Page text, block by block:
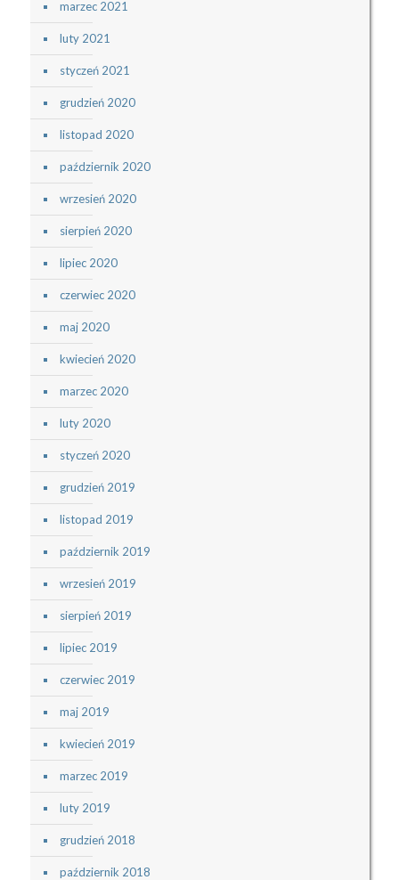
marzec 2021
luty 2021
styczeń 2021
grudzień 2020
listopad 2020
październik 2020
wrzesień 2020
sierpień 2020
lipiec 2020
czerwiec 2020
maj 2020
kwiecień 2020
marzec 2020
luty 2020
styczeń 2020
grudzień 2019
listopad 2019
październik 2019
wrzesień 2019
sierpień 2019
lipiec 2019
czerwiec 2019
maj 2019
kwiecień 2019
marzec 2019
luty 2019
grudzień 2018
październik 2018